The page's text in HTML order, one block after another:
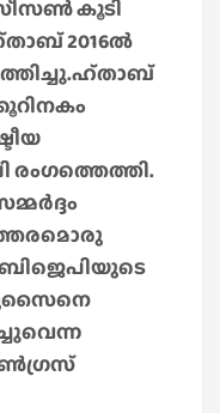
കൂടി
2016ൽ